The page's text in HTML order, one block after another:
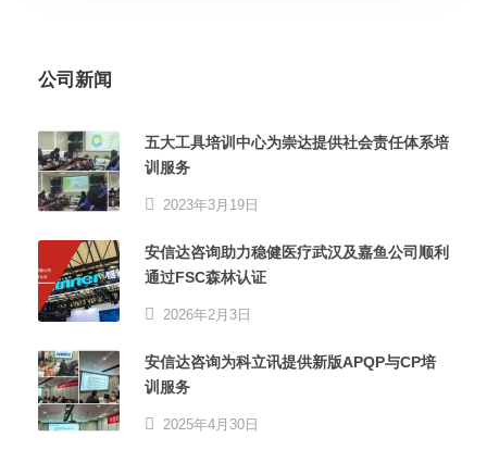
公司新闻
五大工具培训中心为崇达提供社会责任体系培
训服务
2023年3月19日
安信达咨询助力稳健医疗武汉及嘉鱼公司顺利
通过FSC森林认证
2026年2月3日
安信达咨询为科立讯提供新版APQP与CP培
训服务
2025年4月30日